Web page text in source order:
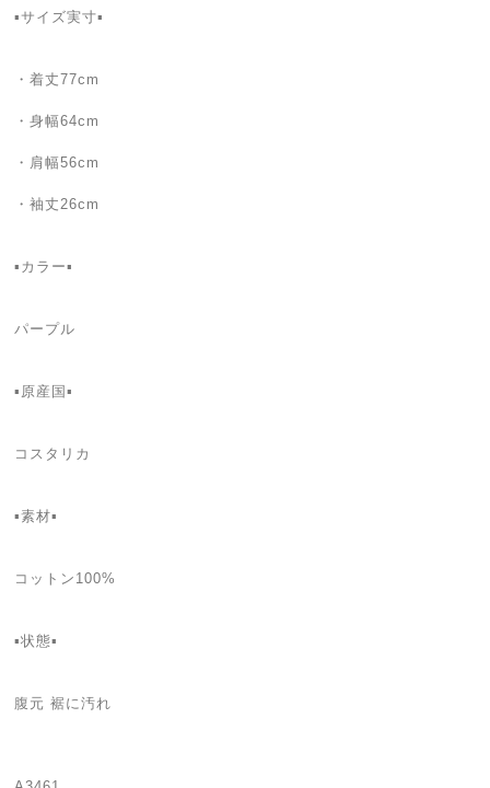
▪️サイズ実寸▪️
・着丈77cm
・身幅64cm
・肩幅56cm
・袖丈26cm
▪️カラー▪️
パープル
▪️原産国▪️
コスタリカ
▪️素材▪️
コットン100%
▪️状態▪️
腹元 裾に汚れ